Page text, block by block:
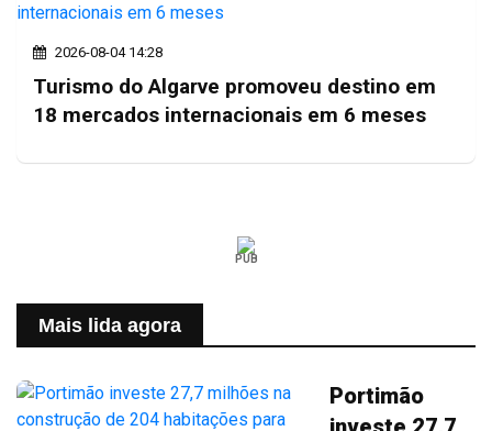
2026-08-04 14:28
Turismo do Algarve promoveu destino em
18 mercados internacionais em 6 meses
PUB
Mais lida agora
Portimão